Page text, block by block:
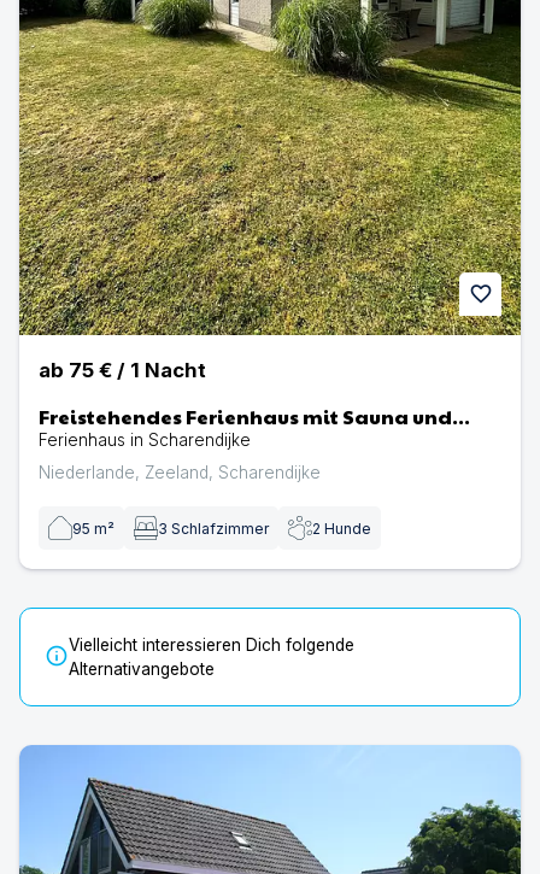
favorite
ab 75 € / 1 Nacht
Freistehendes Ferienhaus mit Sauna und
großem Garten
Ferienhaus in Scharendijke
Niederlande, Zeeland, Scharendijke
95 m² 3 Schlafzimmer 2 Hunde
infoVielleicht interessieren Dich folgende
Alternativangebote
N129n Top Hundeurlaub im Ferienhaus Sheltiehome